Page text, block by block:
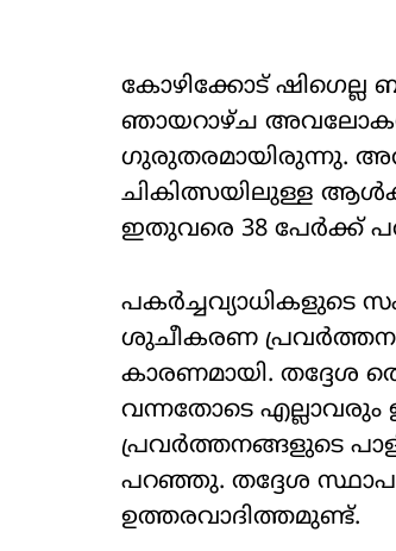
കോഴിക്കോട് ഷിഗെല്ല
ഞായറാഴ്ച
ഗുരുതരമായിരുന്നു.
ചികിത്സയിലുള്ള
ഇതുവരെ 38 പേര്‍ക്ക്
ശുചീകരണ
കാരണമായി. തദ്ദേശ
വന്നതോടെ
പ്രവര്‍ത്തനങ്ങളുടെ
പറഞ്ഞു. തദ്ദേശ
ഉത്തരവാദിത്തമുണ്ട്.